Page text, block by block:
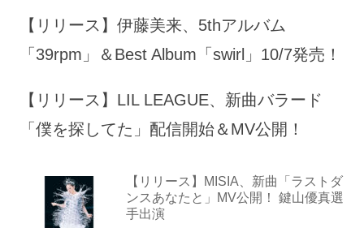
【リリース】伊藤美来、5thアルバム
「39rpm」＆Best Album「swirl」10/7発売！
【リリース】LIL LEAGUE、新曲バラード
「僕を探してた」配信開始＆MV公開！
【リリース】MISIA、新曲「ラストダ
ンスあなたと」MV公開！ 鍵山優真選
手出演